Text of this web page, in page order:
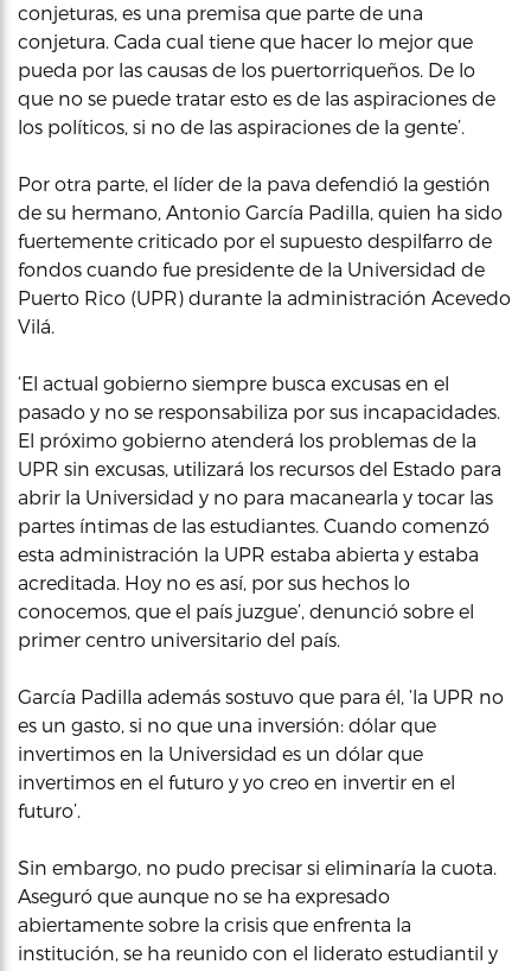
conjeturas, es una premisa que parte de una
conjetura. Cada cual tiene que hacer lo mejor que
pueda por las causas de los puertorriqueños. De lo
que no se puede tratar esto es de las aspiraciones de
los políticos, si no de las aspiraciones de la gente’.
Por otra parte, el líder de la pava defendió la gestión
de su hermano, Antonio García Padilla, quien ha sido
fuertemente criticado por el supuesto despilfarro de
fondos cuando fue presidente de la Universidad de
Puerto Rico (UPR) durante la administración Acevedo
Vilá.
‘El actual gobierno siempre busca excusas en el
pasado y no se responsabiliza por sus incapacidades.
El próximo gobierno atenderá los problemas de la
UPR sin excusas, utilizará los recursos del Estado para
abrir la Universidad y no para macanearla y tocar las
partes íntimas de las estudiantes. Cuando comenzó
esta administración la UPR estaba abierta y estaba
acreditada. Hoy no es así, por sus hechos lo
conocemos, que el país juzgue’, denunció sobre el
primer centro universitario del país.
García Padilla además sostuvo que para él, ‘la UPR no
es un gasto, si no que una inversión: dólar que
invertimos en la Universidad es un dólar que
invertimos en el futuro y yo creo en invertir en el
futuro’.
Sin embargo, no pudo precisar si eliminaría la cuota.
Aseguró que aunque no se ha expresado
abiertamente sobre la crisis que enfrenta la
institución, se ha reunido con el liderato estudiantil y